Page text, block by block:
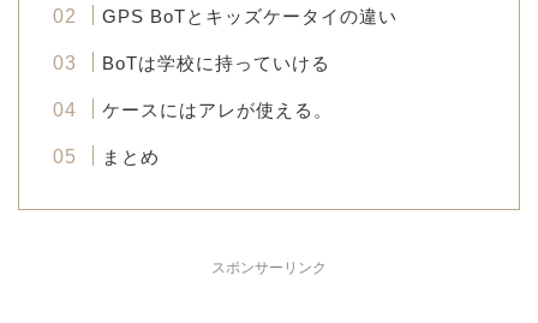
GPS BoTとキッズケータイの違い
BoTは学校に持っていける
ケースにはアレが使える。
まとめ
スポンサーリンク